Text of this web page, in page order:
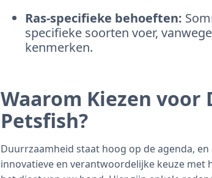
Ras-specifieke behoeften:
specifieke soorten voer,
kenmerken.
Waarom Kiezen voor
Petsfish?
Duurrzaamheid staat hoog op de agenda,
innovatieve en verantwoordelijke keuze met